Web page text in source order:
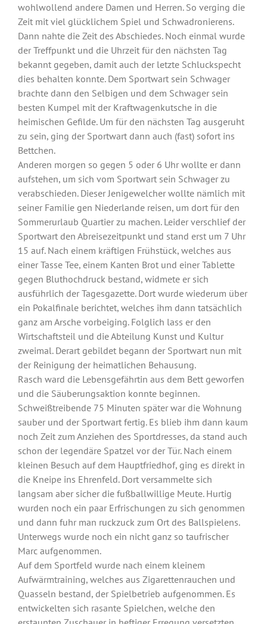
wohlwollend andere Damen und Herren. So verging die
Zeit mit viel glücklichem Spiel und Schwadronierens.
Dann nahte die Zeit des Abschiedes. Noch einmal wurde
der Treffpunkt und die Uhrzeit für den nächsten Tag
bekannt gegeben, damit auch der letzte Schluckspecht
dies behalten konnte. Dem Sportwart sein Schwager
brachte dann den Selbigen und dem Schwager sein
besten Kumpel mit der Kraftwagenkutsche in die
heimischen Gefilde. Um für den nächsten Tag ausgeruht
zu sein, ging der Sportwart dann auch (fast) sofort ins
Bettchen.
Anderen morgen so gegen 5 oder 6 Uhr wollte er dann
aufstehen, um sich vom Sportwart sein Schwager zu
verabschieden. Dieser Jenigewelcher wollte nämlich mit
seiner Familie gen Niederlande reisen, um dort für den
Sommerurlaub Quartier zu machen. Leider verschlief der
Sportwart den Abreisezeitpunkt und stand erst um 7 Uhr
15 auf. Nach einem kräftigen Frühstück, welches aus
einer Tasse Tee, einem Kanten Brot und einer Tablette
gegen Bluthochdruck bestand, widmete er sich
ausführlich der Tagesgazette. Dort wurde wiederum über
ein Pokalfinale berichtet, welches ihm dann tatsächlich
ganz am Arsche vorbeiging. Folglich lass er den
Wirtschaftsteil und die Abteilung Kunst und Kultur
zweimal. Derart gebildet begann der Sportwart nun mit
der Reinigung der heimatlichen Behausung.
Rasch ward die Lebensgefährtin aus dem Bett geworfen
und die Säuberungsaktion konnte beginnen.
Schweißtreibende 75 Minuten später war die Wohnung
sauber und der Sportwart fertig. Es blieb ihm dann kaum
noch Zeit zum Anziehen des Sportdresses, da stand auch
schon der legendäre Spatzel vor der Tür. Nach einem
kleinen Besuch auf dem Hauptfriedhof, ging es direkt in
die Kneipe ins Ehrenfeld. Dort versammelte sich
langsam aber sicher die fußballwillige Meute. Hurtig
wurden noch ein paar Erfrischungen zu sich genommen
und dann fuhr man ruckzuck zum Ort des Ballspielens.
Unterwegs wurde noch ein nicht ganz so taufrischer
Marc aufgenommen.
Auf dem Sportfeld wurde nach einem kleinem
Aufwärmtraining, welches aus Zigarettenrauchen und
Quasseln bestand, der Spielbetrieb aufgenommen. Es
entwickelten sich rasante Spielchen, welche den